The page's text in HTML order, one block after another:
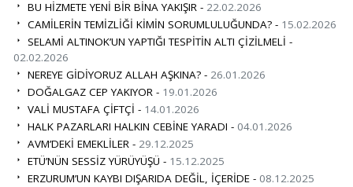
BU HİZMETE YENİ BİR BİNA YAKIŞIR - 22.02.2026
CAMİLERİN TEMİZLİĞİ KİMİN SORUMLULUĞUNDA? - 15.02.2026
SELAMİ ALTINOK’UN YAPTIĞI TESPİTİN ALTI ÇİZİLMELİ -
02.02.2026
NEREYE GİDİYORUZ ALLAH AŞKINA? - 26.01.2026
DOĞALGAZ CEP YAKIYOR - 19.01.2026
VALİ MUSTAFA ÇİFTÇİ - 14.01.2026
HALK PAZARLARI HALKIN CEBİNE YARADI - 04.01.2026
AVM’DEKİ EMEKLİLER - 29.12.2025
ETÜ’NÜN SESSİZ YÜRÜYÜŞÜ - 15.12.2025
ERZURUM’UN KAYBI DIŞARIDA DEĞİL, İÇERİDE - 08.12.2025